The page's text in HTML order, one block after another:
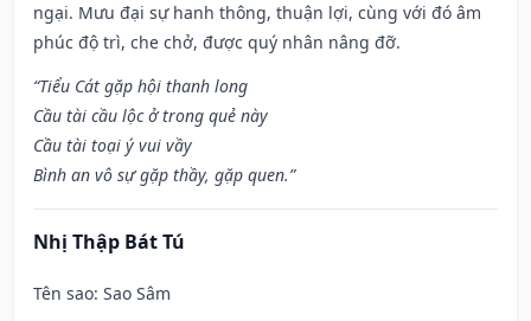
ngại. Mưu đại sự hanh thông, thuận lợi, cùng với đó âm
phúc độ trì, che chở, được quý nhân nâng đỡ.
“Tiểu Cát gặp hội thanh long
Cầu tài cầu lộc ở trong quẻ này
Cầu tài toại ý vui vầy
Bình an vô sự gặp thầy, gặp quen.”
Nhị Thập Bát Tú
Tên sao: Sao Sâm